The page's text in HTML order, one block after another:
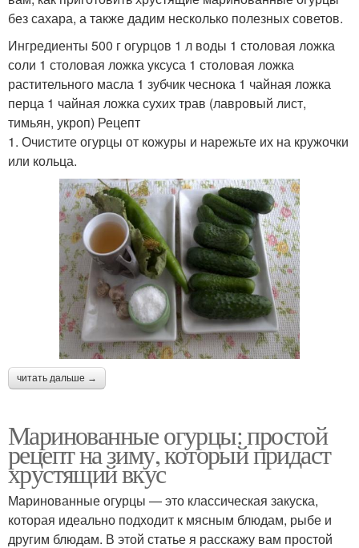
без сахара, а также дадим несколько полезных советов.
Ингредиенты 500 г огурцов 1 л воды 1 столовая ложка
соли 1 столовая ложка уксуса 1 столовая ложка
растительного масла 1 зубчик чеснока 1 чайная ложка
перца 1 чайная ложка сухих трав (лавровый лист,
тимьян, укроп) Рецепт
1. Очистите огурцы от кожуры и нарежьте их на кружочки
или кольца.
читать дальше →
Маринованные огурцы: простой
рецепт на зиму, который придаст
хрустящий вкус
Маринованные огурцы — это классическая закуска,
которая идеально подходит к мясным блюдам, рыбе и
другим блюдам. В этой статье я расскажу вам простой